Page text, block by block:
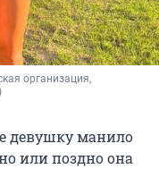
организация,
девушку манило
или поздно она